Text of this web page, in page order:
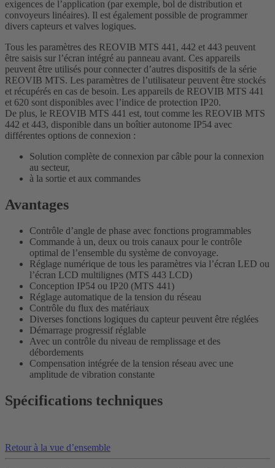
exigences de l’application (par exemple, bol de distribution et
convoyeurs linéaires). Il est également possible de programmer
divers capteurs et valves logiques.
Tous les paramètres des REOVIB MTS 441, 442 et 443 peuvent
être saisis sur l’écran intégré au panneau avant. Ces appareils
peuvent être utilisés pour connecter d’autres dispositifs de la série
REOVIB MTS. Les paramètres de l’utilisateur peuvent être stockés
et récupérés en cas de besoin. Les appareils de REOVIB MTS 441
et 620 sont disponibles avec l’indice de protection IP20.
De plus, le REOVIB MTS 441 est, tout comme les REOVIB MTS
442 et 443, disponible dans un boîtier autonome IP54 avec
différentes options de connexion :
Solution complète de connexion par câble pour la connexion
au secteur,
à la sortie et aux commandes
Avantages
Contrôle d’angle de phase avec fonctions programmables
Commande à un, deux ou trois canaux pour le contrôle
optimal de l’ensemble du système de convoyage.
Réglage numérique de tous les paramètres via l’écran LED ou
l’écran LCD multilignes (MTS 443 LCD)
Conception IP54 ou IP20 (MTS 441)
Réglage automatique de la tension du réseau
Contrôle du flux des matériaux
Diverses fonctions logiques du capteur peuvent être réglées
Démarrage progressif réglable
Avec un contrôle du niveau de remplissage et des
débordements
Compensation intégrée de la tension réseau avec une
amplitude de vibration constante
Spécifications techniques
Retour à la vue d’ensemble